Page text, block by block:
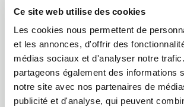
Ce site web utilise des cookies
Les cookies nous permettent de
et les annonces, d'offrir des
médias sociaux et d'analyser notre
partageons également des informations
notre site avec nos partenaires de
publicité et d'analyse, qui peuvent